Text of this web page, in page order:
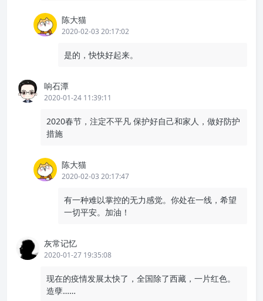
陈大猫
2020-02-03 20:17:02
是的，快快好起来。
响石潭
2020-01-24 11:39:11
2020春节，注定不平凡 保护好自己和家人，做好防护
措施
陈大猫
2020-02-03 20:17:47
有一种难以掌控的无力感觉。你处在一线，希望
一切平安。加油！
灰常记忆
2020-01-27 19:35:08
现在的疫情发展太快了，全国除了西藏，一片红色。
造孽……